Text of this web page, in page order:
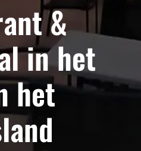
&
in het
het